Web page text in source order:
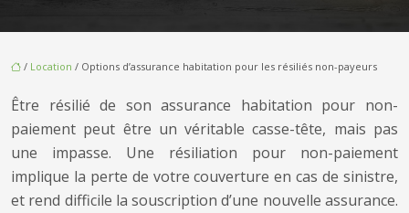
/ Location / Options d’assurance habitation pour les résiliés non-payeurs
Être résilié de son assurance habitation pour non-
paiement peut être un véritable casse-tête, mais pas
une impasse. Une résiliation pour non-paiement
implique la perte de votre couverture en cas de sinistre,
et rend difficile la souscription d’une nouvelle assurance.